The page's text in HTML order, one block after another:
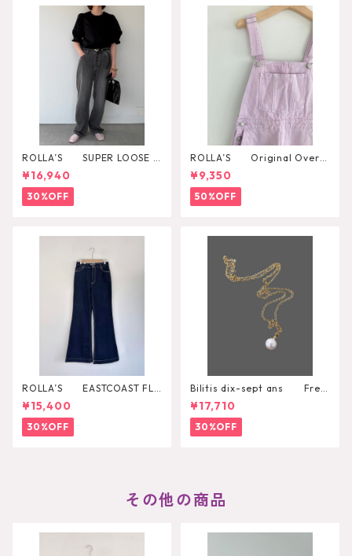
ROLLA’S SUPER LOOSE B
LACK STONE
¥16,940
30%OFF
ROLLA’S Original Overal
l¥9,350
50%OFF
ROLLA’S EASTCOAST FLA
RE AVA
¥15,400
30%OFF
Bilitis dix-sept ans Fres
h Pearl Pendant
¥17,710
30%OFF
その他の商品